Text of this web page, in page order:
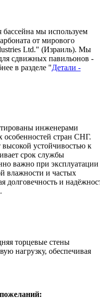
бассейна мы используем
от мирового
Ltd." (Израиль). Мы
сдвижных павильонов -
в разделе "Детали -
инженерами
особенностей стран СНГ.
устойчивостью к
срок службы
важно при эксплуатации
влажности и частых
долговечность и
торцевые стены
нагрузку, обеспечивая